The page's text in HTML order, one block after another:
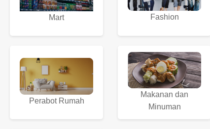
Mart Fashion
Perabot Rumah
Makanan dan
Minuman